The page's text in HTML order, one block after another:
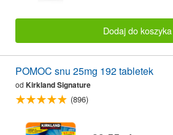
Dodaj do koszyka
POMOC snu 25mg 192 tabletek
od Kirkland Signature
(896)